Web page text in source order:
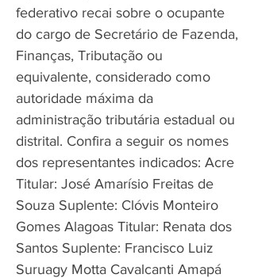
federativo recai sobre o ocupante
do cargo de Secretário de Fazenda,
Finanças, Tributação ou
equivalente, considerado como
autoridade máxima da
administração tributária estadual ou
distrital. Confira a seguir os nomes
dos representantes indicados: Acre
Titular: José Amarísio Freitas de
Souza Suplente: Clóvis Monteiro
Gomes Alagoas Titular: Renata dos
Santos Suplente: Francisco Luiz
Suruagy Motta Cavalcanti Amapá